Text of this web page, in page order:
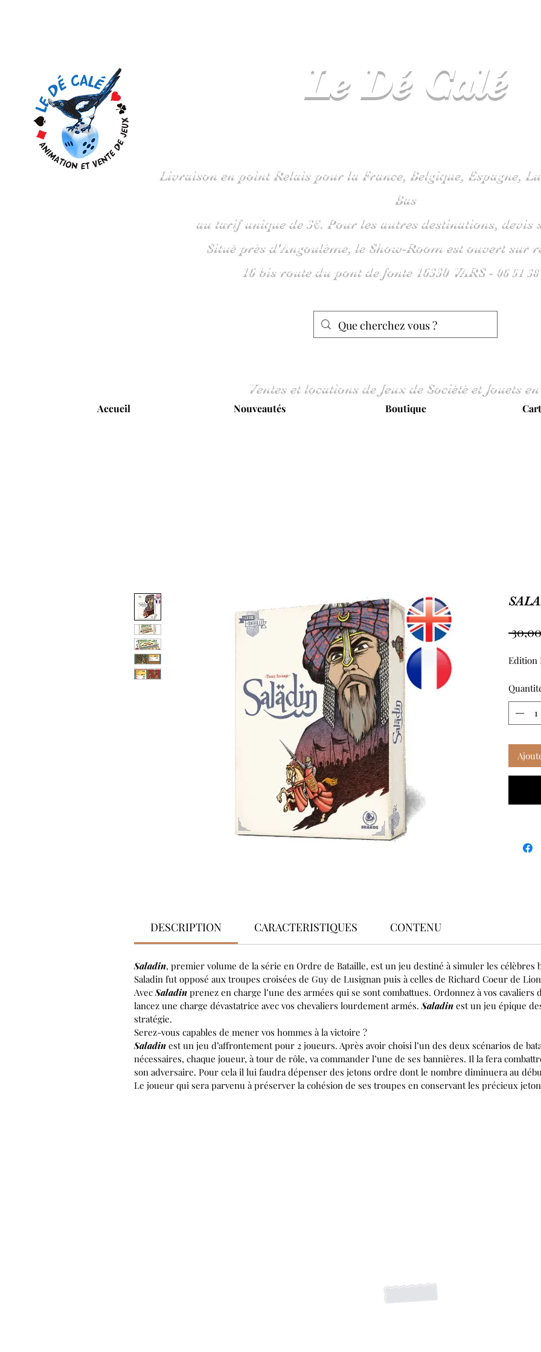
Le DéCalé
Livraison en point Relais pour la France, Belgique, Espagne,
Bas
au tarif unique de 3€. Pour les autres destinations, devis
Situé près d'Angoulême, le Show-Room est ouvert sur
16 bis route du pont de fonte 16330 VARS - 0651 38
Ventes et locations de Jeux de Société et Jouets
Accueil Nouveautés Boutique
Edition
DESCRIPTION CARACTERISTIQUES CONTENU
Saladin, premier volume de la série en Ordre de Bataille, est un jeu destiné à simuler les célèbres
Saladin fut opposé aux troupes croisées de Guy de Lusignan puis à celles de Richard Coeur de
AvecSaladin prenez en charge l’une des armées qui se sont combattues. Ordonnez à vos cavaliers
lancez une charge dévastatrice avec vos chevaliers lourdement armés.Saladin est un jeu épique
stratégie.
Serez-vous capables de mener vos hommes à la victoire ?
Saladin est un jeu d’affrontement pour 2 joueurs. Après avoir choisi l’un des deux scénarios de
nécessaires, chaque joueur, à tour de rôle, va commander l’une de ses bannières. Il la fera
son adversaire. Pour cela il lui faudra dépenser des jetons ordre dont le nombre diminuera au
Le joueur qui sera parvenu à préserver la cohésion de ses troupes en conservant les précieux
S'abonner